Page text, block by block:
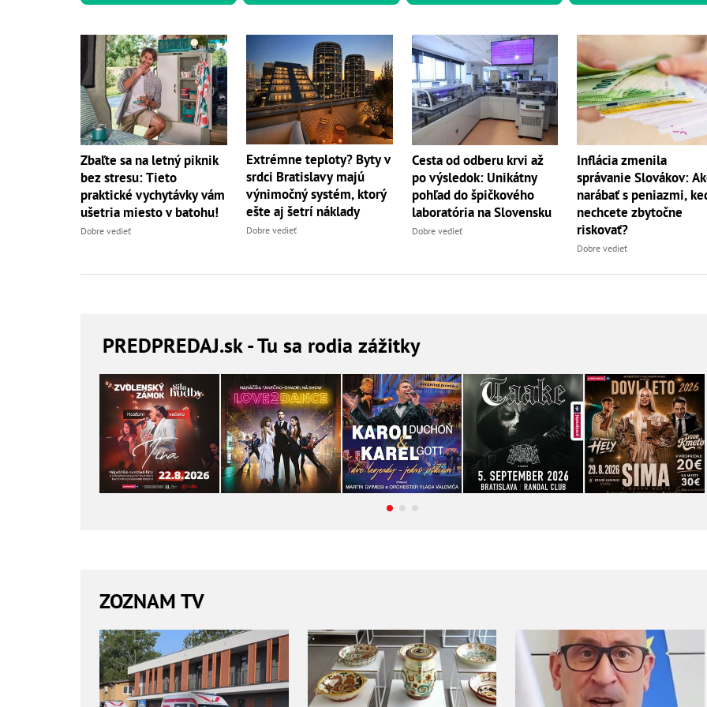
Zbaľte sa na letný piknik
bez stresu: Tieto
praktické vychytávky vám
ušetria miesto v batohu!
Dobre vedieť
Extrémne teploty? Byty v
srdci Bratislavy majú
výnimočný systém, ktorý
ešte aj šetrí náklady
Dobre vedieť
Cesta od odberu krvi až
po výsledok: Unikátny
pohľad do špičkového
laboratória na Slovensku
Dobre vedieť
Inflácia zmenila
správanie Slovákov:
narábať s peniazmi,
nechcete zbytočne
riskovať?
Dobre vedieť
PREDPREDAJ.sk - Tu sa rodia zážitky
ZOZNAM TV